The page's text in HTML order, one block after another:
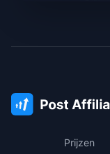
Prijzen